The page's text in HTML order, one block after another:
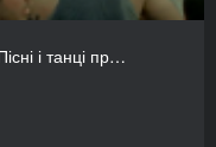
і танці пр…